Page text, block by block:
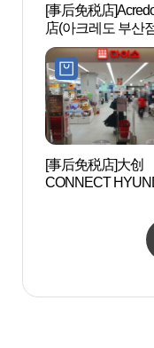
[事后免税店
店(아크레도 부산
[事后免税店]大创
CONNECT